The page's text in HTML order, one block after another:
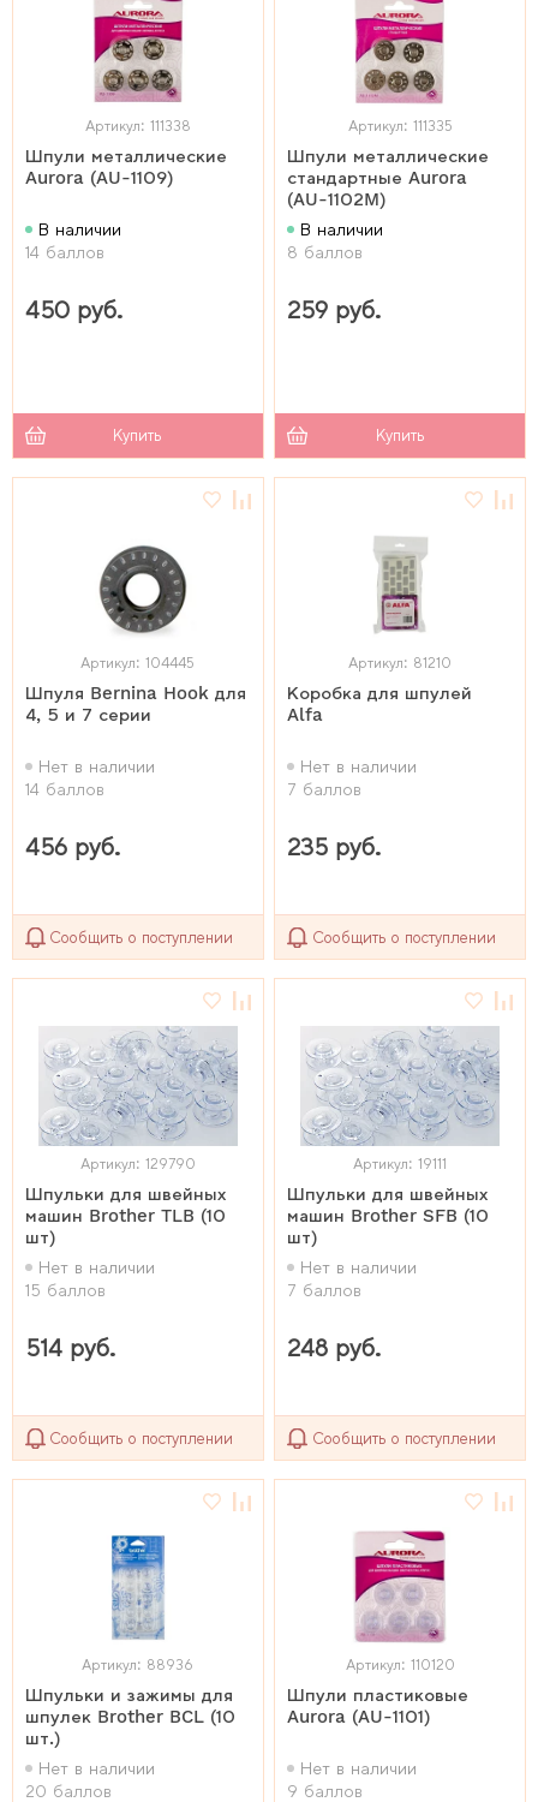
Артикул: 111338
Шпули металлические
Aurora (AU-1109)
В наличии
14 баллов
450 руб.
Купить
Артикул: 111335
Шпули металлические
стандартные Aurora
(AU-1102M)
В наличии
8 баллов
259 руб.
Купить
Артикул: 104445
Шпуля Bernina Hook для
4, 5 и 7 серии
Нет в наличии
14 баллов
456 руб.
Сообщить о поступлении
Артикул: 81210
Коробка для шпулей
Alfa
Нет в наличии
7 баллов
235 руб.
Сообщить о поступлении
Артикул: 129790
Шпульки для швейных
машин Brother TLB (10
шт)
Нет в наличии
15 баллов
514 руб.
Сообщить о поступлении
Артикул: 19111
Шпульки для швейных
машин Brother SFB (10
шт)
Нет в наличии
7 баллов
248 руб.
Сообщить о поступлении
Артикул: 88936
Шпульки и зажимы для
шпулек Brother BCL (10
шт.)
Нет в наличии
20 баллов
Артикул: 110120
Шпули пластиковые
Aurora (AU-1101)
Нет в наличии
9 баллов